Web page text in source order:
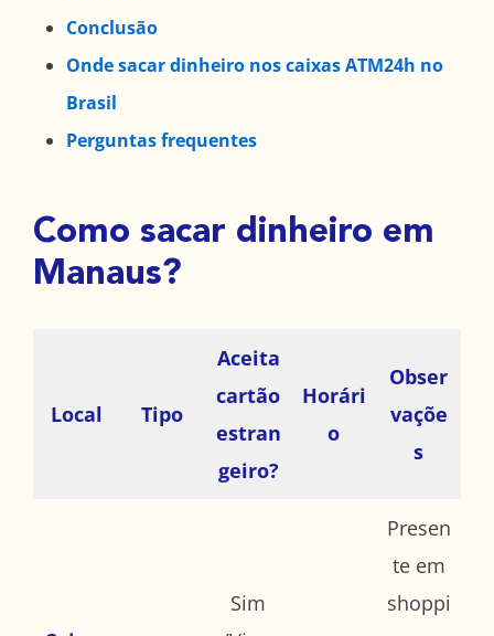
Conclusão
Onde sacar dinheiro nos caixas ATM24h no
Brasil
Perguntas frequentes
Como sacar dinheiro em
Manaus?
Local Tipo
Aceita
cartão
estran
geiro?
Horári
o
Obser
vaçõe
s
Sim
Presen
te em
shoppi